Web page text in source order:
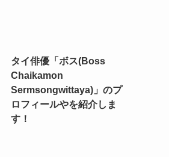
タイ俳優「ボス(Boss
Chaikamon
Sermsongwittaya)」のプ
ロフィールやを紹介しま
す！